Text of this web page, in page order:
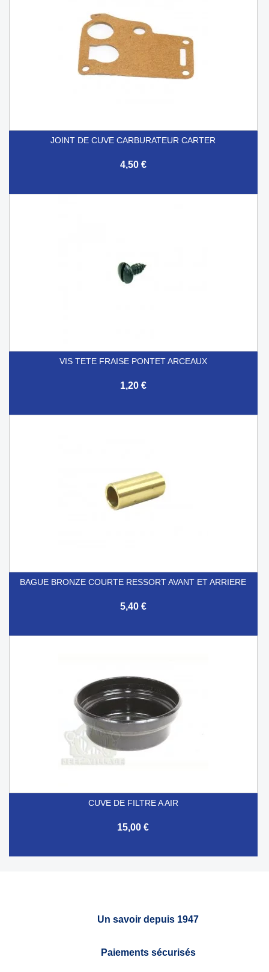
JOINT DE CUVE CARBURATEUR CARTER
4,50 €
VIS TETE FRAISE PONTET ARCEAUX
1,20 €
BAGUE BRONZE COURTE RESSORT AVANT ET ARRIERE
5,40 €
CUVE DE FILTRE A AIR
15,00 €
Un savoir depuis 1947
Paiements sécurisés